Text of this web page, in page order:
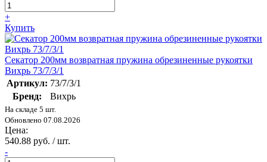
+
Купить
Секатор 200мм возвратная пружина обрезиненные рукоятки
Вихрь 73/7/3/1
Артикул: 73/7/3/1
Бренд:
Вихрь
На складе 5 шт.
Обновлено 07.08.2026
Цена:
540.88 руб. / шт.
-